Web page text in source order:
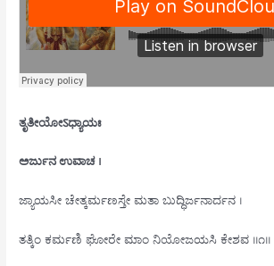
ತೃತೀಯೋऽಧ್ಯಾಯಃ
ಅರ್ಜುನ ಉವಾಚ ।
ಜ್ಯಾಯಸೀ ಚೇತ್ಕರ್ಮಣಸ್ತೇ ಮತಾ ಬುದ್ಧಿರ್ಜನಾರ್ದನ ।
ತತ್ಕಿಂ ಕರ್ಮಣಿ ಘೋರೇ ಮಾಂ ನಿಯೋಜಯಸಿ ಕೇಶವ ॥೧॥